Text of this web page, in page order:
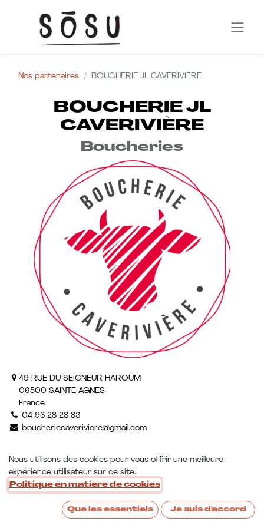
Nos partenaires BOUCHERIE JL CAVERIVIÈRE
BOUCHERIE JL
CAVERIVIÈRE
Boucheries
49 RUE DU SEIGNEUR HAROUM
06500 SAINTE AGNES
France
04 93 28 28 83
boucheriecaveriviere@gmail.com
Contactez-nous :
Nous utilisons des cookies pour vous offrir une meilleure
expérience utilisateur sur ce site.
Politique en matière de cookies
Que les essentiels Je suis d'accord